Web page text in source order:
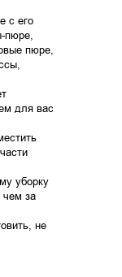
с его
пюре,
пюре,
для вас
уборку
чем за
не